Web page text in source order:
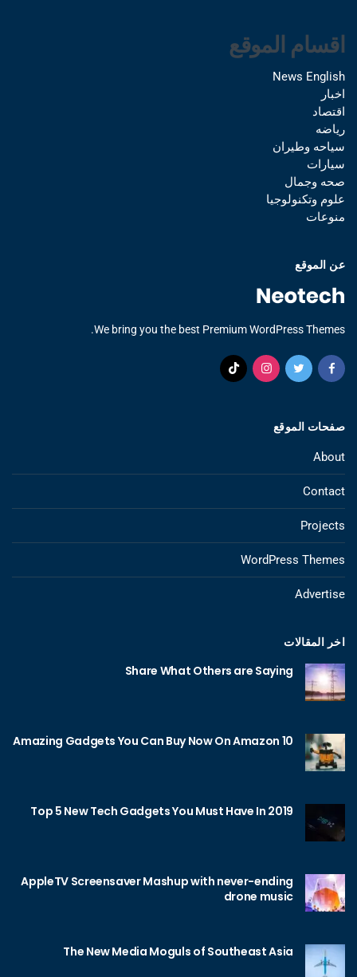
اقسام الموقع
News English
اخبار
اقتصاد
رياضه
سياحه وطيران
سيارات
صحه وجمال
علوم وتكنولوجيا
منوعات
عن الموقع
We bring you the best Premium WordPress Themes.
صفحات الموقع
About
Contact
Projects
WordPress Themes
Advertise
اخر المقالات
Share What Others are Saying
10 Amazing Gadgets You Can Buy Now On Amazon
Top 5 New Tech Gadgets You Must Have In 2019
AppleTV Screensaver Mashup with never-ending
drone music
The New Media Moguls of Southeast Asia